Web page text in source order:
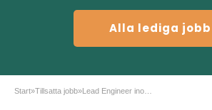
Alla lediga jobb
Start»Tillsatta jobb»